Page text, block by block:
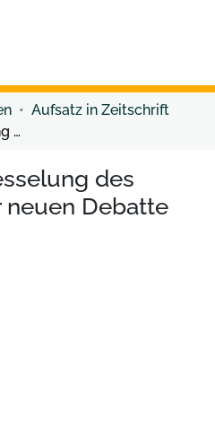
Aufsatz in Zeitschrift
Einleitung: Entfesselung des Imaginären? Zur neuen Debatte um Pornografie
des
neuen Debatte